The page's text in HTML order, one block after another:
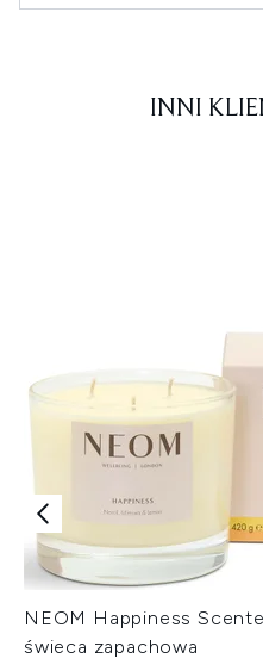
INNI
NEOM Happiness
świeca zapachowa